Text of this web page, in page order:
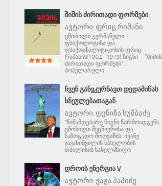
ᲨᲘᲨᲘᲡ ᲫᲘᲠᲘᲗᲐᲓᲘ ᲤᲝᲠᲛᲔᲑᲘ
ავტორი: ფრიც რიმანი
ცნობილი გერმანელი
ფსიქოლოგისა და
ფსიქოანალიტიკოსის ფრიც
რიმანის(1902–1979) წიგნი – "შიშის
ძირითადი ფორმები" .
პოპულარული
ᲩᲕᲔᲜ ᲒᲐᲜᲕᲙᲣᲠᲜᲐᲕᲗ ᲓᲔᲓᲐᲛᲘᲬᲐᲡ
ᲡᲜᲔᲣᲚᲔᲑᲐᲗᲐᲒᲐᲜ
ავტორი: დენიზა სუმბაძე
"წინამდებარე წიგნი წარმოადგენს
ცნობილი მეცნიერისა და
საზოგადო მოღვაწის, ივანე
ჯავახიშვილის სახელობის
თბილისის სახელმწიფო
ᲓᲠᲝᲘᲡ ᲔᲜᲔᲠᲒᲘᲐ V
ავტორი: ვაჟა პაპიძე